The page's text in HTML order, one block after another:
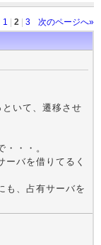
1 2 3 次のページへ»
いて、遷移させ
・・。
ーバを借りてるく
も、占有サーバを